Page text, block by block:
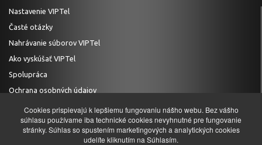
Nastavenie VIPTel
Časté otázky
Nahrávanie súborov VIPTel
Ako vyskúšať VIPTel
Spolupráca
Ochrana osobných údajov
TECHNICKÁ PODPORA
Cookies prispievajú k lepšiemu fungovaniu nášho webu. Bez vášho
súhlasu používame iba technické cookies nevyhnutné pre fungovanie
stránky. Súhlas so spustením marketingových a analytických cookies
udelíte kliknutím na Súhlasím.